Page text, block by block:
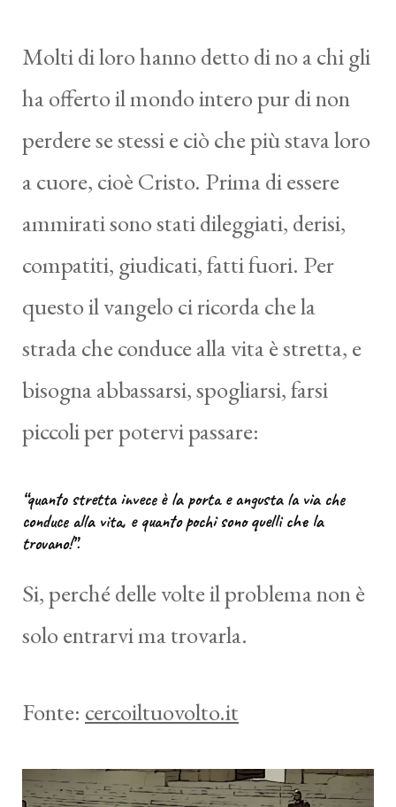
Molti di loro hanno detto di no a chi gli
ha offerto il mondo intero pur di non
perdere se stessi e ciò che più stava loro
a cuore, cioè Cristo. Prima di essere
ammirati sono stati dileggiati, derisi,
compatiti, giudicati, fatti fuori. Per
questo il vangelo ci ricorda che la
strada che conduce alla vita è stretta, e
bisogna abbassarsi, spogliarsi, farsi
piccoli per potervi passare:
“quanto stretta invece è la porta e angusta la via che
conduce alla vita, e quanto pochi sono quelli che la
trovano!”.
Si, perché delle volte il problema non è
solo entrarvi ma trovarla.
Fonte: cercoiltuovolto.it